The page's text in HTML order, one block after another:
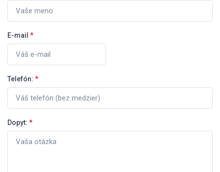
E-mail *
Telefón: *
Dopyt: *